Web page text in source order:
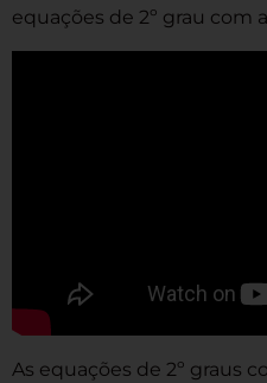
equações de 2º grau com
As equações de 2º graus